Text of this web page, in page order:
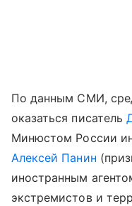
По данным СМИ,
оказаться писатель
Минюстом России
Алексей Панин
иностранным
экстремистов и